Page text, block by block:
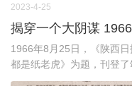
2023-4-25
揭穿一个大阴谋
1966年8月25日，《陕西
都是纸老虎》为题，刊登了